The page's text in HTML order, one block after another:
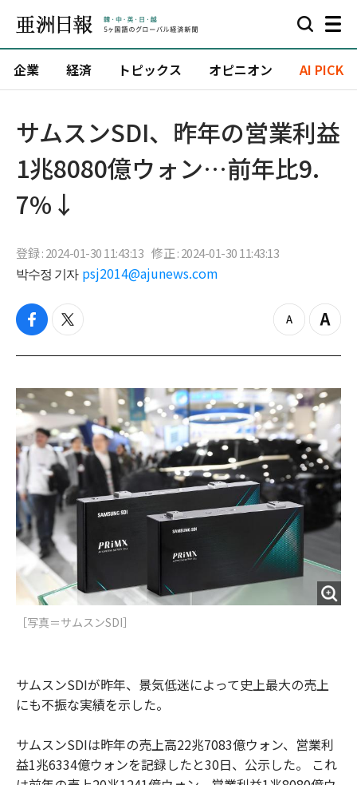
企業 経済 トピックス オピニオン AI PICK
サムスンSDI、昨年の営業利益
1兆8080億ウォン…前年比9.
7%↓
登録 : 2024-01-30 11:43:13 修正 : 2024-01-30 11:43:13
박수정 기자 psj2014@ajunews.com
f
c
b
o
o
k
t
i
t
e
r
z
o
o
u
t
Z
o
i
n
［写真＝サムスンSDI］
サムスンSDIが昨年、景気低迷によって史上最大の売上
にも不振な実績を示した。
サムスンSDIは昨年の売上高22兆7083億ウォン、営業利
益1兆6334億ウォンを記録したと30日、公示した。 これ